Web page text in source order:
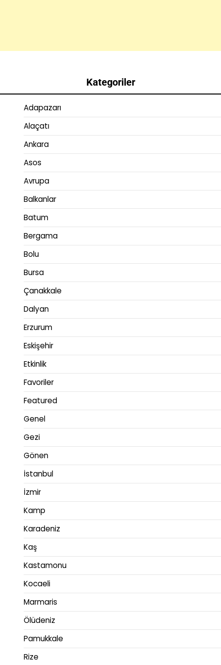
Kategoriler
Adapazarı
Alaçatı
Ankara
Asos
Avrupa
Balkanlar
Batum
Bergama
Bolu
Bursa
Çanakkale
Dalyan
Erzurum
Eskişehir
Etkinlik
Favoriler
Featured
Genel
Gezi
Gönen
İstanbul
İzmir
Kamp
Karadeniz
Kaş
Kastamonu
Kocaeli
Marmaris
Ölüdeniz
Pamukkale
Rize